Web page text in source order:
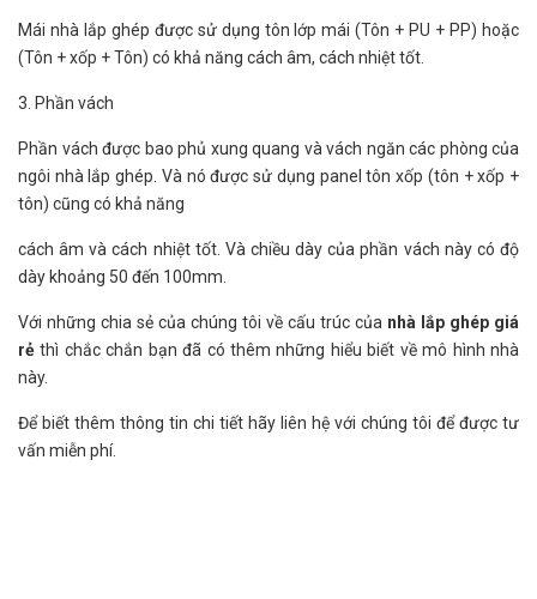
Mái nhà lắp ghép được sử dụng tôn lớp mái (Tôn + PU + PP) hoặc
(Tôn + xốp + Tôn) có khả năng cách âm, cách nhiệt tốt.
3. Phần vách
Phần vách được bao phủ xung quang và vách ngăn các phòng của
ngôi nhà lắp ghép. Và nó được sử dụng panel tôn xốp (tôn + xốp +
tôn) cũng có khả năng
cách âm và cách nhiệt tốt. Và chiều dày của phần vách này có độ
dày khoảng 50 đến 100mm.
Với những chia sẻ của chúng tôi về cấu trúc của nhà lắp ghép giá
rẻthì chắc chắn bạn đã có thêm những hiểu biết về mô hình nhà
này.
Để biết thêm thông tin chi tiết hãy liên hệ với chúng tôi để được tư
vấn miễn phí.